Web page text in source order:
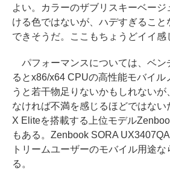
よい。カラーのザブリスキーベー
ける色ではないが、ハデすぎるこ
できそうだ。ここもちょうどイイ感
パフォーマンスについては、ベン
るとx86/x64 CPUの高性能モバイル
うと若干物足りないかもしれない
なければ不満を感じるほどではな
X Eliteを搭載する上位モデル
もある。Zenbook SORA
トリームユーザーのモバイル用途
る。